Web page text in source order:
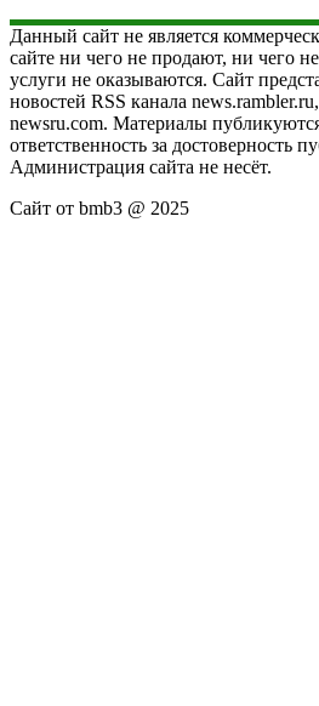
Данный сайт не является
сайте ни чего не продают, ни чего
услуги не оказываются. Сайт
новостей RSS канала
newsru.com. Материалы
ответственность за достоверность
Администрация сайта не несёт.
Сайт от bmb3 @ 2025